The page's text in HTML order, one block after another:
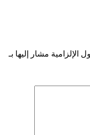
الإلزامية مشار إليها بـ